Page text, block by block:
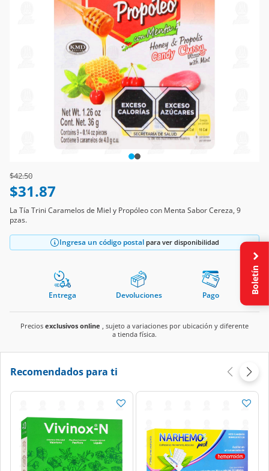
Price reduced from
$42.50to
$31.87
La Tía Trini Caramelos de Miel y Propóleo con Menta Sabor Cereza, 9
pzas.
Ingresa un código postal para ver disponibilidad
Entrega Devoluciones Pago
Precios exclusivos online , sujeto a variaciones por ubicación y diferente
a tienda física.
Recomendados para ti
Boletín